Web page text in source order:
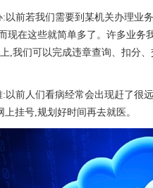
以前若我们需要到某机关办理业
现在这些就简单多了。许多业务
,我们可以完成违章查询、扣分
以前人们看病经常会出现赶了很
挂号,规划好时间再去就医。